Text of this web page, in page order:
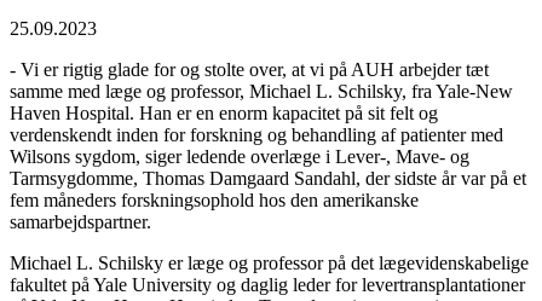
25.09.2023
- Vi er rigtig glade for og stolte over, at vi på AUH arbejder tæt
samme med læge og professor, Michael L. Schilsky, fra Yale-New
Haven Hospital. Han er en enorm kapacitet på sit felt og
verdenskendt inden for forskning og behandling af patienter med
Wilsons sygdom, siger ledende overlæge i Lever-, Mave- og
Tarmsygdomme, Thomas Damgaard Sandahl, der sidste år var på et
fem måneders forskningsophold hos den amerikanske
samarbejdspartner.
Michael L. Schilsky er læge og professor på det lægevidenskabelige
fakultet på Yale University og daglig leder for levertransplantationer